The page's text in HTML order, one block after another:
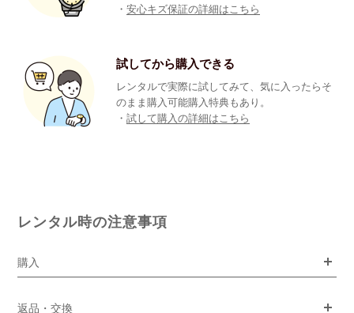
・安心キズ保証の詳細はこちら
試してから購入できる
レンタルで実際に試してみて、気に入ったらそ
のまま購入可能購入特典もあり。
・試して購入の詳細はこちら
レンタル時の注意事項
購入
返品・交換